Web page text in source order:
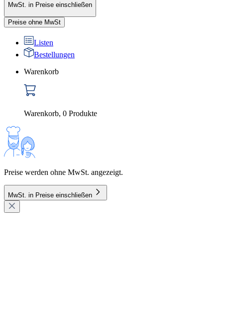
MwSt. in Preise einschließen
Preise ohne MwSt
Listen
Bestellungen
Warenkorb
Warenkorb, 0 Produkte
Preise werden ohne MwSt. angezeigt.
MwSt. in Preise einschließen